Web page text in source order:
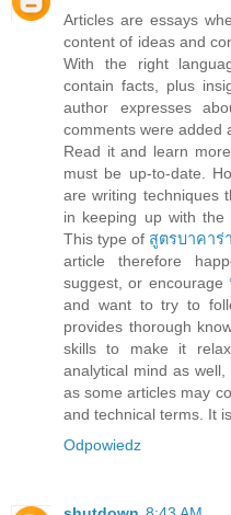
Articles are essays
content of ideas and
With the right
contain facts, plus
author expresses
comments were added
Read it and learn
must be up-to-date.
are writing techniques
in keeping up with
This type of สูตรบาคาร่า
article therefore
suggest, or encourage
and want to try to
provides thorough
skills to make it
analytical mind as
as some articles may
and technical terms. It
Odpowiedz